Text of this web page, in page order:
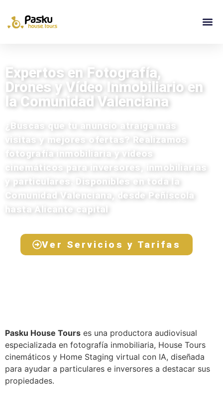
Expertos en Fotografía,
Drones y Vídeo Inmobiliario en
la Comunidad Valenciana
¿Buscas que tu anuncio atraiga más
visitas y mejores ofertas? Realizamos
fotografía inmobiliaria y vídeos
cinemáticos para inversores, inmobiliarias
y particulares. Disponibles en toda la
Comunidad Valenciana, desde Peñíscola
hasta Alicante capital
Ver Servicios y Tarifas
Pasku House Tours es una productora audiovisual
especializada en fotografía inmobiliaria, House Tours
cinemáticos y Home Staging virtual con IA, diseñada
para ayudar a particulares e inversores a destacar sus
propiedades.